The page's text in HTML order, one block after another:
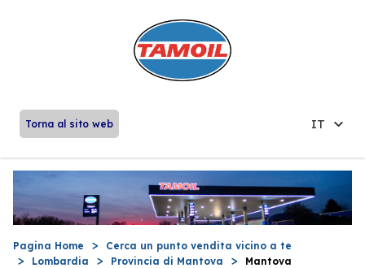
Torna al sito web IT
Pagina Home
Cerca un punto vendita vicino a te
Lombardia
Provincia di Mantova Mantova